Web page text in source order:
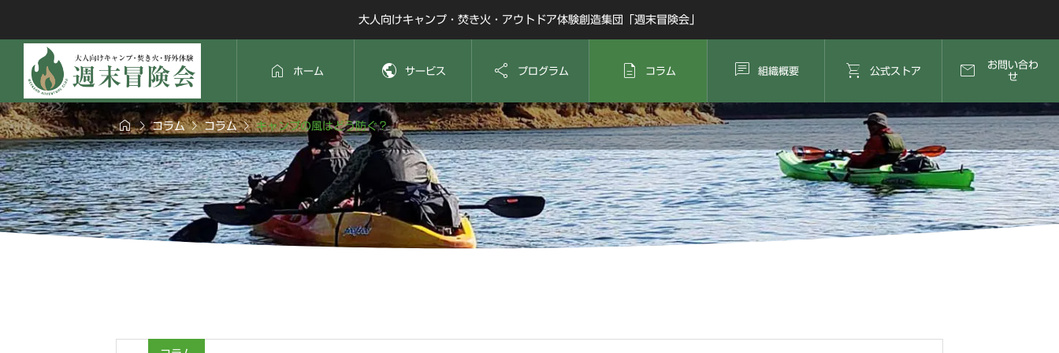
大人向けキャンプ・焚き火・アウトドア体験創造集団「週末冒険会」
 ホーム  サービス  プログラム  コラム  組織概要  公式ストア 
お問い合わ
せ
コラムコラムキャンプの風はどう防ぐ？